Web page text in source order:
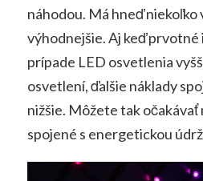
náhodou. Má hneď niekoľko
výhodnejšie. Aj keď prvotné
prípade LED osvetlenia
osvetlení, ďalšie náklady
nižšie. Môžete tak očakávať
spojené s energetickou